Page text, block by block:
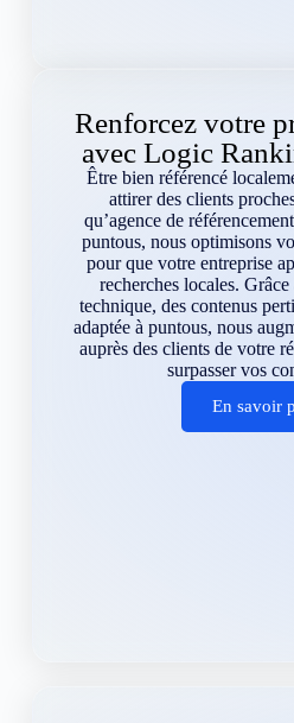
Renforcez votre
avec Logic
Être bien référencé
attirer des clients
qu’agence de
puntous, nous optimisons
pour que votre entreprise
recherches locales.
technique, des contenus
adaptée à puntous, nous
auprès des clients de votre
surpasser vos
En savoir